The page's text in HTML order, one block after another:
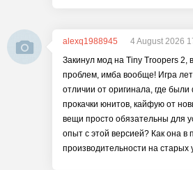
alexq1988945
4 August 2026
Закинул мод на Tiny Troopers 2,
проблем, имба вообще! Игра
отличии от оригинала, где
прокачки юнитов, кайфую от
вещи просто обязательны для
опыт с этой версией? Как она в
производительности на старых